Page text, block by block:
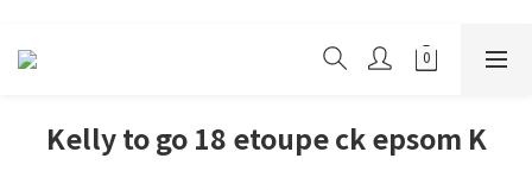
Kelly to go 18 etoupe ck epsom K